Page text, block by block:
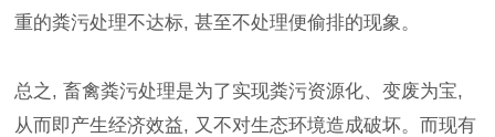
重的粪污处理不达标, 甚至不处理便偷排的现象。
总之, 畜禽粪污处理是为了实现粪污资源化、变废为宝,
从而即产生经济效益, 又不对生态环境造成破坏。而现有